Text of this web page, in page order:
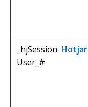
_hjSession
User_#
Hotjar